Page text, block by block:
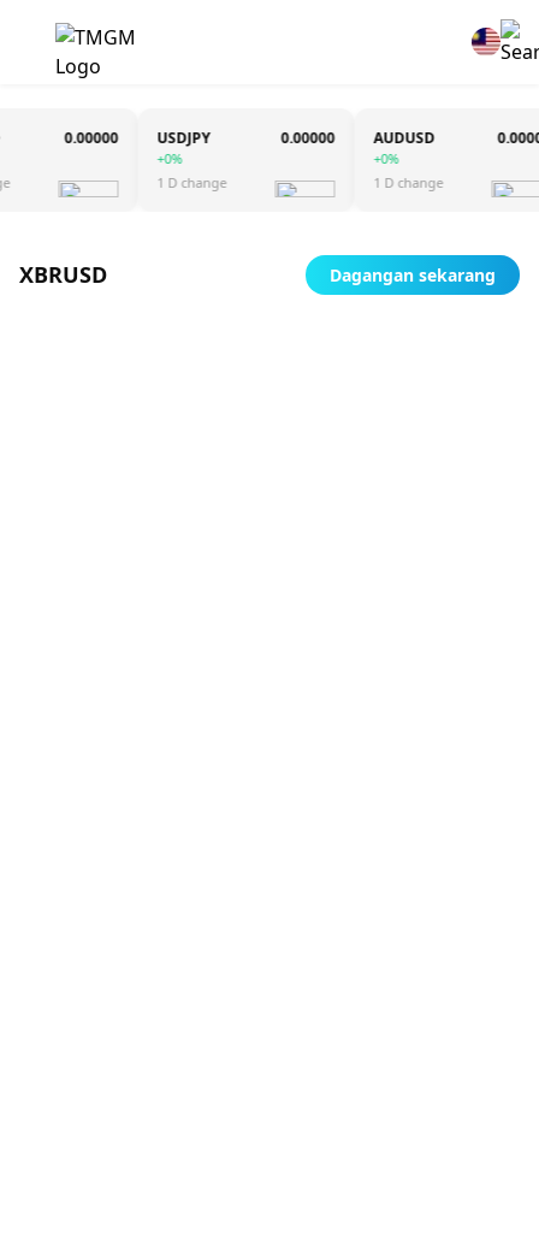
0.00000 USDJPY
+0%
1 D change
0.00000 AUDUSD
+0%
1 D change
0.00000
XBRUSD Dagangan sekarang